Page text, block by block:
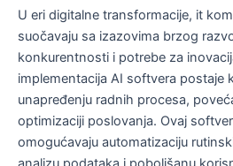
U eri digitalne transformacije, it
suočavaju sa izazovima brzog
konkurentnosti i potrebe za
implementacija AI softvera postaje
unapređenju radnih procesa,
optimizaciji poslovanja. Ovaj
omogućavaju automatizaciju